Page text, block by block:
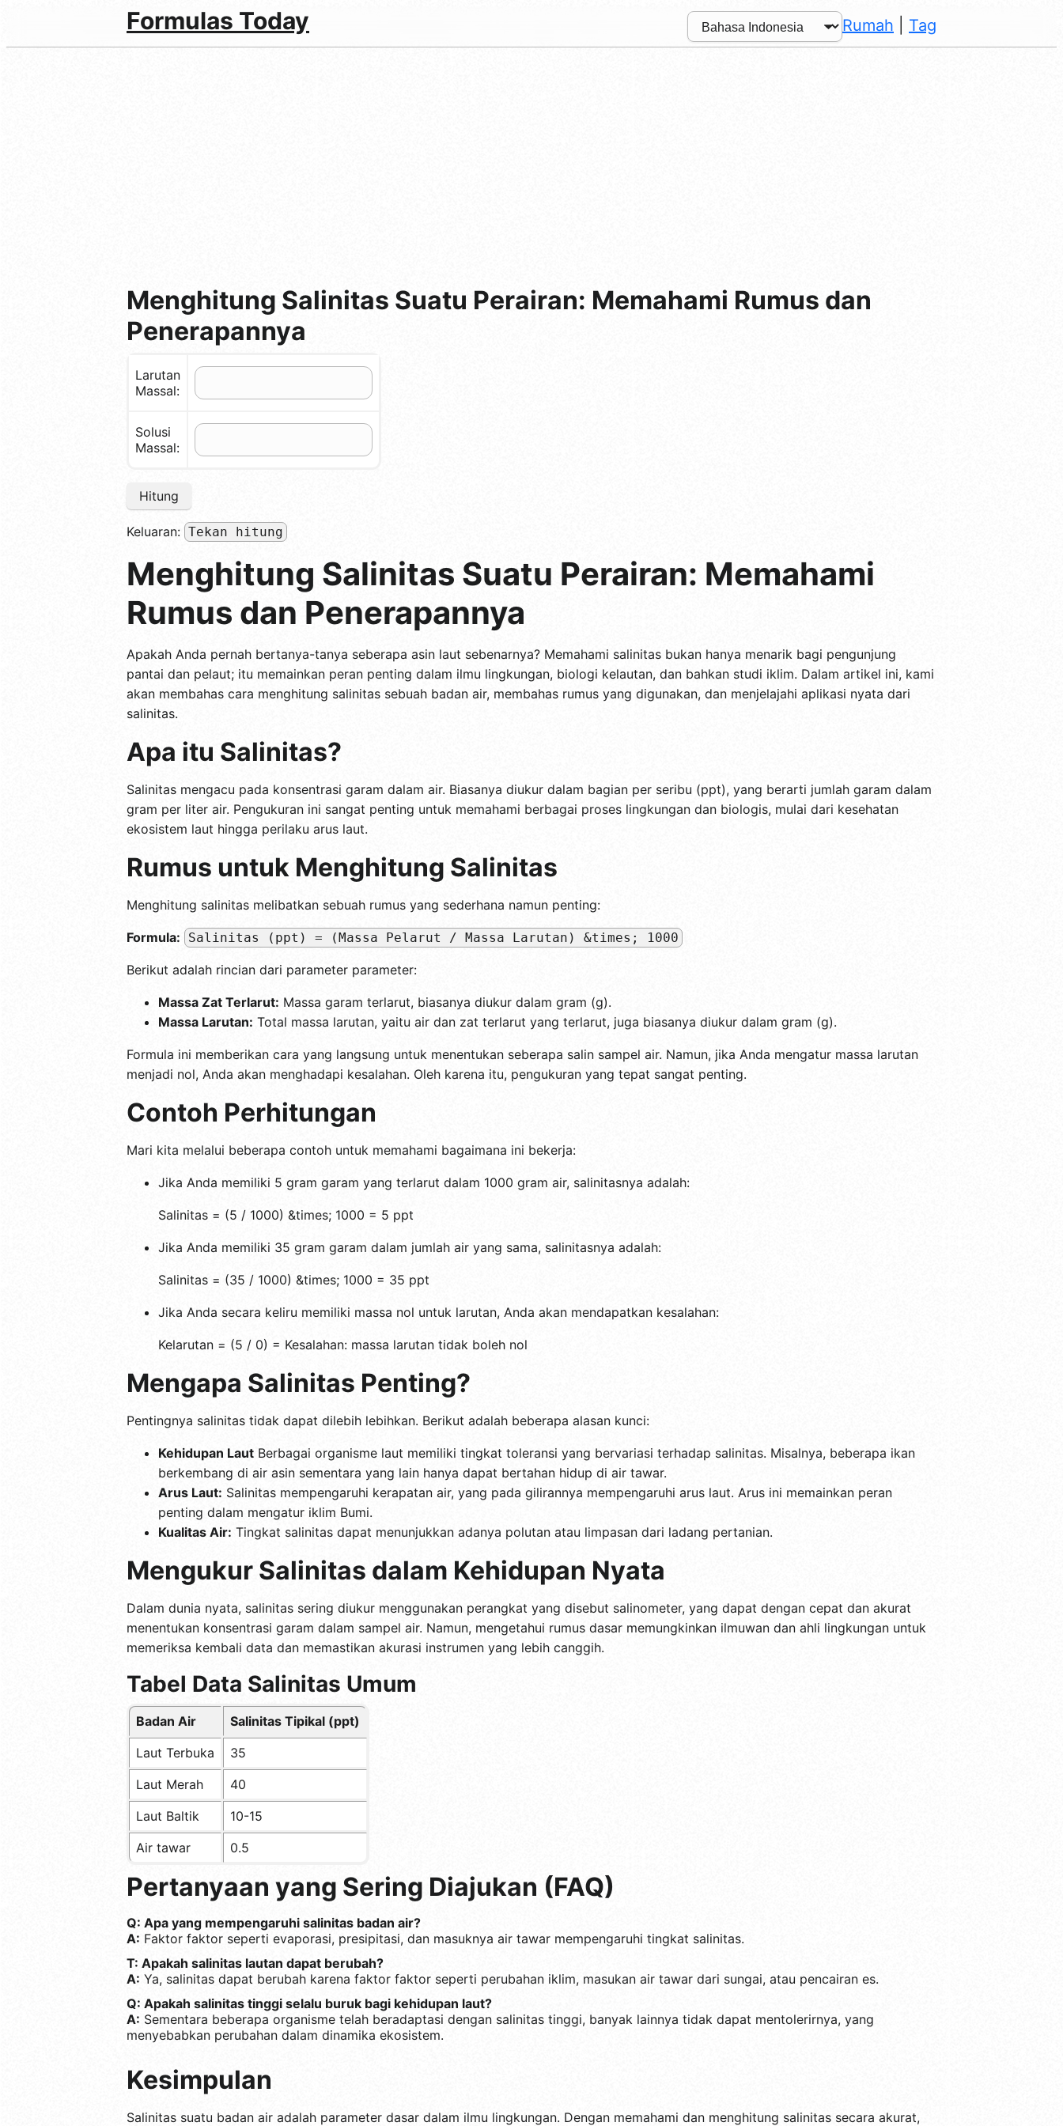
Formulas Today Rumah Tag
Menghitung Salinitas Suatu Perairan: Memahami Rumus dan
Penerapannya
Larutan
Massal:
Solusi
Massal:
Hitung
Keluaran: Tekan hitung
Menghitung Salinitas Suatu Perairan: Memahami
Rumus dan Penerapannya
Apakah Anda pernah bertanya-tanya seberapa asin laut sebenarnya? Memahami salinitas bukan hanya menarik bagi pengunjung
pantai dan pelaut; itu memainkan peran penting dalam ilmu lingkungan, biologi kelautan, dan bahkan studi iklim. Dalam artikel ini, kami
akan membahas cara menghitung salinitas sebuah badan air, membahas rumus yang digunakan, dan menjelajahi aplikasi nyata dari
salinitas.
Apa itu Salinitas?
Salinitas mengacu pada konsentrasi garam dalam air. Biasanya diukur dalam bagian per seribu (ppt), yang berarti jumlah garam dalam
gram per liter air. Pengukuran ini sangat penting untuk memahami berbagai proses lingkungan dan biologis, mulai dari kesehatan
ekosistem laut hingga perilaku arus laut.
Rumus untuk Menghitung Salinitas
Menghitung salinitas melibatkan sebuah rumus yang sederhana namun penting:
Formula: Salinitas (ppt) = (Massa Pelarut / Massa Larutan) &times; 1000
Berikut adalah rincian dari parameter parameter:
Massa Zat Terlarut: Massa garam terlarut, biasanya diukur dalam gram (g).
Massa Larutan: Total massa larutan, yaitu air dan zat terlarut yang terlarut, juga biasanya diukur dalam gram (g).
Formula ini memberikan cara yang langsung untuk menentukan seberapa salin sampel air. Namun, jika Anda mengatur massa larutan
menjadi nol, Anda akan menghadapi kesalahan. Oleh karena itu, pengukuran yang tepat sangat penting.
Contoh Perhitungan
Mari kita melalui beberapa contoh untuk memahami bagaimana ini bekerja:
Jika Anda memiliki 5 gram garam yang terlarut dalam 1000 gram air, salinitasnya adalah:
Salinitas = (5 / 1000) &times; 1000 = 5 ppt
Jika Anda memiliki 35 gram garam dalam jumlah air yang sama, salinitasnya adalah:
Salinitas = (35 / 1000) &times; 1000 = 35 ppt
Jika Anda secara keliru memiliki massa nol untuk larutan, Anda akan mendapatkan kesalahan:
Kelarutan = (5 / 0) = Kesalahan: massa larutan tidak boleh nol
Mengapa Salinitas Penting?
Pentingnya salinitas tidak dapat dilebih lebihkan. Berikut adalah beberapa alasan kunci:
Kehidupan Laut Berbagai organisme laut memiliki tingkat toleransi yang bervariasi terhadap salinitas. Misalnya, beberapa ikan
berkembang di air asin sementara yang lain hanya dapat bertahan hidup di air tawar.
Arus Laut: Salinitas mempengaruhi kerapatan air, yang pada gilirannya mempengaruhi arus laut. Arus ini memainkan peran
penting dalam mengatur iklim Bumi.
Kualitas Air: Tingkat salinitas dapat menunjukkan adanya polutan atau limpasan dari ladang pertanian.
Mengukur Salinitas dalam Kehidupan Nyata
Dalam dunia nyata, salinitas sering diukur menggunakan perangkat yang disebut salinometer, yang dapat dengan cepat dan akurat
menentukan konsentrasi garam dalam sampel air. Namun, mengetahui rumus dasar memungkinkan ilmuwan dan ahli lingkungan untuk
memeriksa kembali data dan memastikan akurasi instrumen yang lebih canggih.
Tabel Data Salinitas Umum
Badan Air
Salinitas Tipikal (ppt)
Laut Terbuka
35
Laut Merah
40
Laut Baltik
10-15
Air tawar
0.5
Pertanyaan yang Sering Diajukan (FAQ)
Q: Apa yang mempengaruhi salinitas badan air?
A: Faktor faktor seperti evaporasi, presipitasi, dan masuknya air tawar mempengaruhi tingkat salinitas.
T: Apakah salinitas lautan dapat berubah?
A: Ya, salinitas dapat berubah karena faktor faktor seperti perubahan iklim, masukan air tawar dari sungai, atau pencairan es.
Q: Apakah salinitas tinggi selalu buruk bagi kehidupan laut?
A: Sementara beberapa organisme telah beradaptasi dengan salinitas tinggi, banyak lainnya tidak dapat mentolerirnya, yang
menyebabkan perubahan dalam dinamika ekosistem.
Kesimpulan
Salinitas suatu badan air adalah parameter dasar dalam ilmu lingkungan. Dengan memahami dan menghitung salinitas secara akurat,